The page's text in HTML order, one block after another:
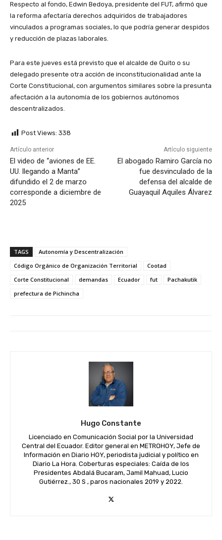
Respecto al fondo, Edwin Bedoya, presidente del FUT, afirmó que
la reforma afectaría derechos adquiridos de trabajadores
vinculados a programas sociales, lo que podría generar despidos
y reducción de plazas laborales.
Para este jueves está previsto que el alcalde de Quito o su
delegado presente otra acción de inconstitucionalidad ante la
Corte Constitucional, con argumentos similares sobre la presunta
afectación a la autonomía de los gobiernos autónomos
descentralizados.
Post Views: 338
Artículo anterior
El video de “aviones de EE.
UU. llegando a Manta”
difundido el 2 de marzo
corresponde a diciembre de
2025
Artículo siguiente
El abogado Ramiro García no
fue desvinculado de la
defensa del alcalde de
Guayaquil Aquiles Álvarez
TAGS
Autonomía y Descentralización
Código Orgánico de Organización Territorial
Cootad
Corte Constitucional
demandas Ecuador fut
Pachakutik
prefectura de Pichincha
Hugo Constante
Licenciado en Comunicación Social por la Universidad
Central del Ecuador. Editor general en METROHOY, Jefe de
Información en Diario HOY, periodista judicial y político en
Diario La Hora. Coberturas especiales: Caída de los
Presidentes Abdalá Bucaram, Jamil Mahuad, Lucio
Gutiérrez., 30 S , paros nacionales 2019 y 2022.